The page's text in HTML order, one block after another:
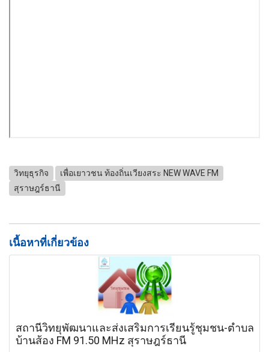
วิทยุธุรกิจ
เพื่อเยาวชน ท้องถิ่นเวียงสระ NEW WAVE FM
สุราษฎร์ธานี
เนื้อหาที่เกี่ยวข้อง
สถานีวิทยุพัฒนาและส่งเสริมการเรียนรู้ชุมชน-ตำบล
บ้านส้อง FM 91.50 MHz สุราษฎร์ธานี